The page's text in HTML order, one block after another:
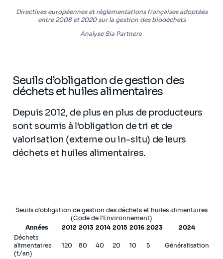
Directives européennes et réglementations françaises adoptées
entre 2008 et 2020 sur la gestion des biodéchets
Analyse Sia Partners
Seuils d’obligation de gestion des
déchets et huiles alimentaires
Depuis 2012, de plus en plus de producteurs
sont soumis à l’obligation de tri et de
valorisation (externe ou in-situ) de leurs
déchets et huiles alimentaires.
Seuils d’obligation de gestion des déchets et huiles alimentaires
(Code de l’Environnement)
Années
2012 2013 2014 2015 2016 2023
2024
Déchets
alimentaires
(t/an)
120 80 40 20 10 5 Généralisation